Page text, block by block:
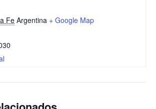
FeArgentina + Google Map